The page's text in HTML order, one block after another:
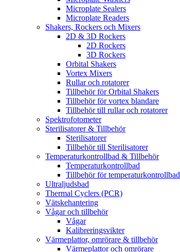
Microplate Sealers
Microplate Readers
Shakers, Rockers och Mixers
2D & 3D Rockers
2D Rockers
3D Rockers
Orbital Shakers
Vortex Mixers
Rullar och rotatorer
Tillbehör för Orbital Shakers
Tillbehör för vortex blandare
Tillbehör till rullar och rotatorer
Spektrofotometer
Sterilisatorer & Tillbehör
Sterilisatorer
Tillbehör till Sterilisatorer
Temperaturkontrollbad & Tillbehör
Temperaturkontrollbad
Tillbehör för temperaturkontrollbad
Ultraljudsbad
Thermal Cyclers (PCR)
Vätskehantering
Vågar och tillbehör
Vågar
Kalibreringsvikter
Värmeplattor, omrörare & tillbehör
Värmeplattor och omrörare